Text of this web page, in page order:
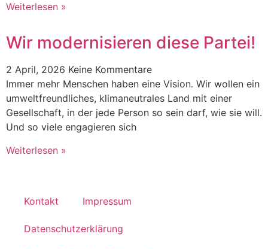
Weiterlesen »
Wir modernisieren diese Partei!
2 April, 2026 Keine Kommentare
Immer mehr Menschen haben eine Vision. Wir wollen ein
umweltfreundliches, klimaneutrales Land mit einer
Gesellschaft, in der jede Person so sein darf, wie sie will.
Und so viele engagieren sich
Weiterlesen »
Kontakt Impressum
Datenschutzerklärung